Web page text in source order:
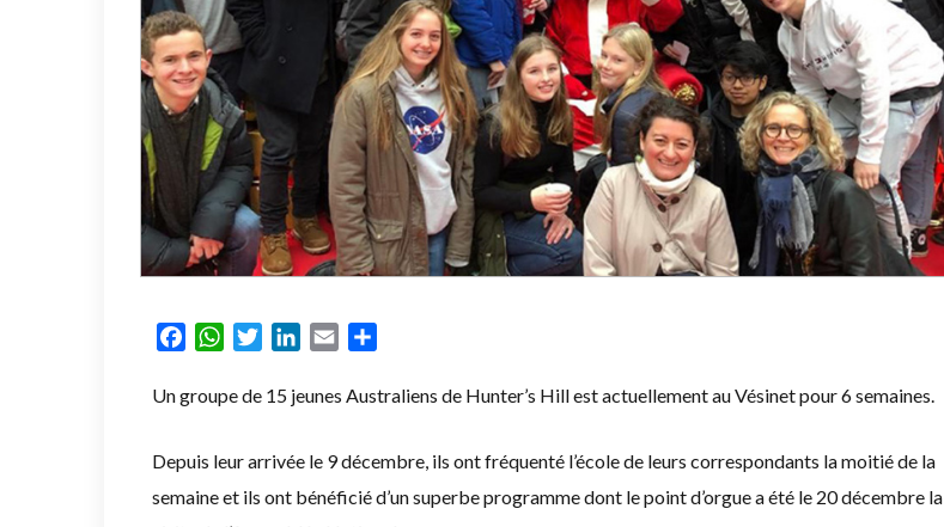
FacebookWhatsAppTwitterLinkedIn
Email
Un groupe de 15 jeunes Australiens de Hunter’s Hill est actuellement au Vésinet pour 6 semaines.
Depuis leur arrivée le 9 décembre, ils ont fréquenté l’école de leurs correspondants la moitié de la
semaine et ils ont bénéficié d’un superbe programme dont le point d’orgue a été le 20 décembre la